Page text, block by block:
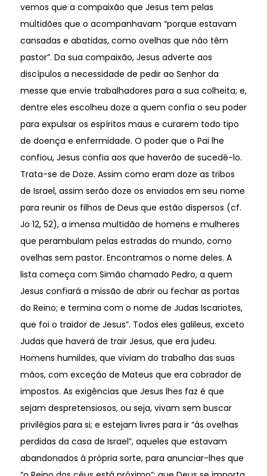
vemos que a compaixão que Jesus tem pelas
multidões que o acompanhavam “porque estavam
cansadas e abatidas, como ovelhas que não têm
pastor”. Da sua compaixão, Jesus adverte aos
discípulos a necessidade de pedir ao Senhor da
messe que envie trabalhadores para a sua colheita; e,
dentre eles escolheu doze a quem confia o seu poder
para expulsar os espíritos maus e curarem todo tipo
de doença e enfermidade. O poder que o Pai lhe
confiou, Jesus confia aos que haverão de sucedê-lo.
Trata-se de Doze. Assim como eram doze as tribos
de Israel, assim serão doze os enviados em seu nome
para reunir os filhos de Deus que estão dispersos (cf.
Jo 12, 52), a imensa multidão de homens e mulheres
que perambulam pelas estradas do mundo, como
ovelhas sem pastor. Encontramos o nome deles. A
lista começa com Simão chamado Pedro, a quem
Jesus confiará a missão de abrir ou fechar as portas
do Reino; e termina com o nome de Judas Iscariotes,
que foi o traidor de Jesus”. Todos eles galileus, exceto
Judas que haverá de trair Jesus, que era judeu.
Homens humildes, que viviam do trabalho das suas
mãos, com exceção de Mateus que era cobrador de
impostos. As exigências que Jesus lhes faz é que
sejam despretensiosos, ou seja, vivam sem buscar
privilégios para si; e estejam livres para ir “às ovelhas
perdidas da casa de Israel”, aqueles que estavam
abandonados à própria sorte, para anunciar-lhes que